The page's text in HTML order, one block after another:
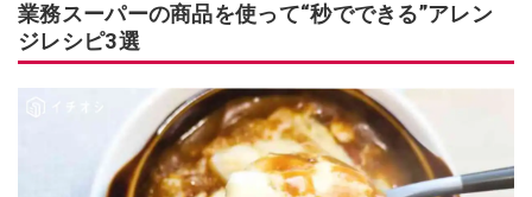
業務スーパーの商品を使って“秒でできる”アレン
ジレシピ3選